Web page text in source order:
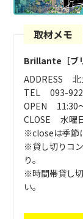
取材メモ
Brillante［ブ
ADDRESS
TEL
093-
OPEN
11:30
CLOSE
水曜
※closeは季節
※貸し切りコ
り。
※時間帯貸し
い。